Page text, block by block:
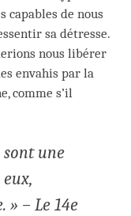
capables de nous
sa détresse.
nous libérer
envahis par la
comme s’il
sont une
» – Le 14e